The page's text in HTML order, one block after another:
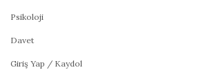
Psikoloji
Davet
Giriş Yap / Kaydol